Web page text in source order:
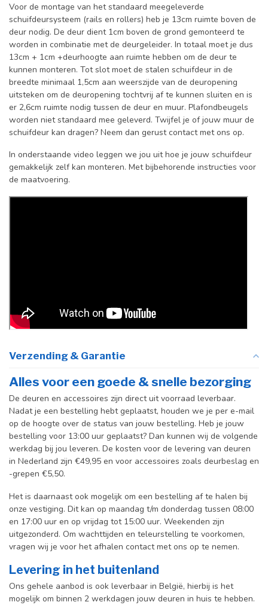
Incl. systeem
Voor de montage van het standaard meegeleverde
schuifdeursysteem (rails en rollers) heb je 13cm ruimte boven de
deur nodig. De deur dient 1cm boven de grond gemonteerd te
worden in combinatie met de deurgeleider. In totaal moet je dus
13cm + 1cm +deurhoogte aan ruimte hebben om de deur te
kunnen monteren. Tot slot moet de stalen schuifdeur in de
breedte minimaal 1,5cm aan weerszijde van de deuropening
uitsteken om de deuropening tochtvrij af te kunnen sluiten en is
er 2,6cm ruimte nodig tussen de deur en muur. Plafondbeugels
worden niet standaard mee geleverd. Twijfel je of jouw muur de
schuifdeur kan dragen? Neem dan gerust contact met ons op.
In onderstaande video leggen we jou uit hoe je jouw schuifdeur
gemakkelijk zelf kan monteren. Met bijbehorende instructies voor
de maatvoering.
Verzending & Garantie
Alles voor een goede & snelle bezorging
De deuren en accessoires zijn direct uit voorraad leverbaar.
Nadat je een bestelling hebt geplaatst, houden we je per e-mail
op de hoogte over de status van jouw bestelling. Heb je jouw
bestelling voor 13:00 uur geplaatst? Dan kunnen wij de volgende
werkdag bij jou leveren. De kosten voor de levering van deuren
in Nederland zijn €49,95 en voor accessoires zoals deurbeslag en
-grepen €5,50.
Het is daarnaast ook mogelijk om een bestelling af te halen bij
onze vestiging. Dit kan op maandag t/m donderdag tussen 08:00
en 17:00 uur en op vrijdag tot 15:00 uur. Weekenden zijn
uitgezonderd. Om wachttijden en teleurstelling te voorkomen,
vragen wij je voor het afhalen contact met ons op te nemen.
Levering in het buitenland
Ons gehele aanbod is ook leverbaar in België, hierbij is het
mogelijk om binnen 2 werkdagen jouw deuren in huis te hebben.